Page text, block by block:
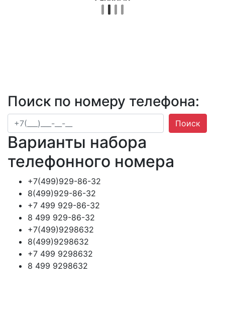
Поиск по номеру телефона:
Поиск
Варианты набора
телефонного номера
+7(499)929-86-32
8(499)929-86-32
+7 499 929-86-32
8 499 929-86-32
+7(499)9298632
8(499)9298632
+7 499 9298632
8 499 9298632